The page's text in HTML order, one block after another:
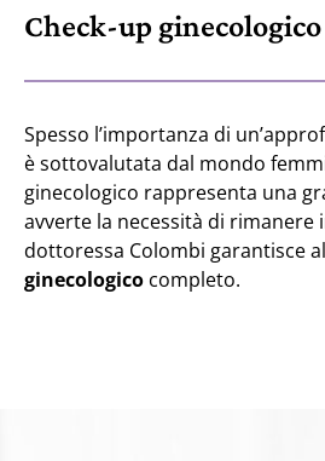
Check-up ginecologico
Spesso l’importanza di
è sottovalutata dal mondo
ginecologico rappresenta una
avverte la necessità di
dottoressa Colombi garantisce
ginecologico completo.